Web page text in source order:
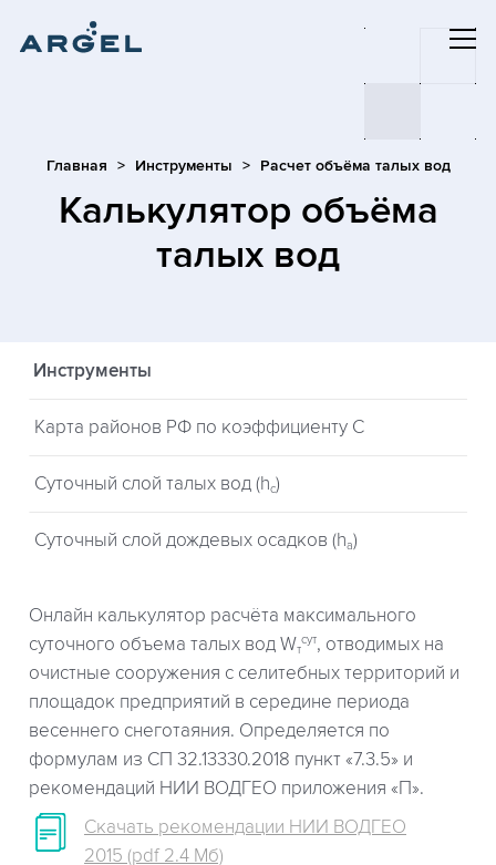
Главная Инструменты Расчет объёма талых вод
Калькулятор объёма
талых вод
Инструменты
Карта районов РФ по коэффициенту С
Суточный слой талых вод (hc)
Суточный слой дождевых осадков (ha)
Онлайн калькулятор расчёта максимального
суточного объема талых вод Wт
сут, отводимых на
очистные сооружения с селитебных территорий и
площадок предприятий в середине периода
весеннего снеготаяния. Определяется по
формулам из СП 32.13330.2018 пункт «7.3.5» и
рекомендаций НИИ ВОДГЕО приложения «П».
Скачать рекомендации НИИ ВОДГЕО
2015 (pdf 2.4 Мб)